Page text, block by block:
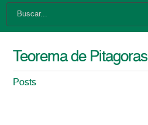
Teorema de Pitagoras
Posts